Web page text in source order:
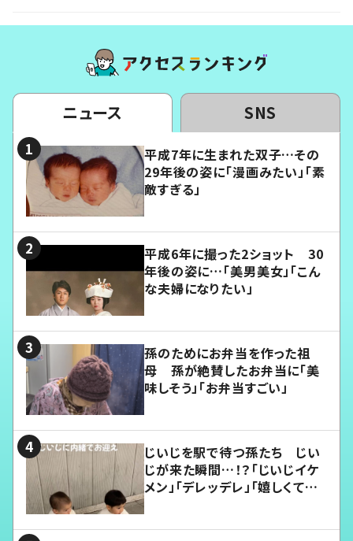
ニュース SNS
平成7年に生まれた双子…その
29年後の姿に「漫画みたい」「素
敵すぎる」
平成6年に撮った2ショット 30
年後の姿に…「美男美女」「こん
な夫婦になりたい」
孫のためにお弁当を作った祖
母 孫が絶賛したお弁当に「美
味しそう」「お弁当すごい」
じいじを駅で待つ孫たち じい
じが来た瞬間…！？「じいじイケ
メン」「デレッデレ」「嬉しくて可